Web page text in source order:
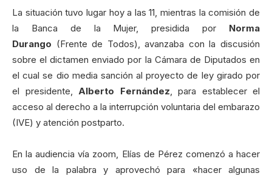
La situación tuvo lugar hoy a las 11, mientras la comisión de
la Banca de la Mujer, presidida por Norma
Durango (Frente de Todos), avanzaba con la discusión
sobre el dictamen enviado por la Cámara de Diputados en
el cual se dio media sanción al proyecto de ley girado por
el presidente, Alberto Fernández, para establecer el
acceso al derecho a la interrupción voluntaria del embarazo
(IVE) y atención postparto.
En la audiencia vía zoom, Elías de Pérez comenzó a hacer
uso de la palabra y aprovechó para «hacer algunas